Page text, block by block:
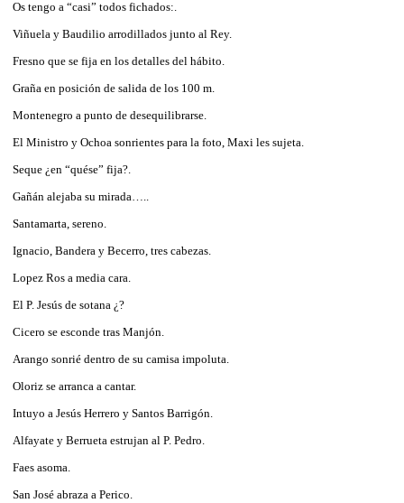
Os tengo a “casi” todos fichados:.
Viñuela y Baudilio arrodillados junto al Rey.
Fresno que se fija en los detalles del hábito.
Graña en posición de salida de los 100 m.
Montenegro a punto de desequilibrarse.
El Ministro y Ochoa sonrientes para la foto, Maxi les sujeta.
Seque ¿en “quése” fija?.
Gañán alejaba su mirada…..
Santamarta, sereno.
Ignacio, Bandera y Becerro, tres cabezas.
Lopez Ros a media cara.
El P. Jesús de sotana ¿?
Cicero se esconde tras Manjón.
Arango sonrié dentro de su camisa impoluta.
Oloriz se arranca a cantar.
Intuyo a Jesús Herrero y Santos Barrigón.
Alfayate y Berrueta estrujan al P. Pedro.
Faes asoma.
San José abraza a Perico.